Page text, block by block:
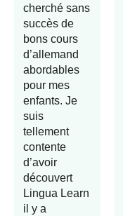
cherché sans
succès de
bons cours
d’allemand
abordables
pour mes
enfants. Je
suis
tellement
contente
d’avoir
découvert
Lingua Learn
il y a